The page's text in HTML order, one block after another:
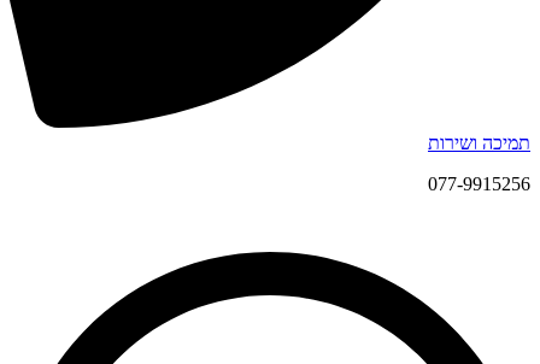
תמיכה ושירות
077-9915256